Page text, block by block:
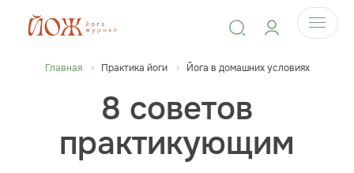
Главная Практика йоги Йога в домашних условиях
8 советов
практикующим